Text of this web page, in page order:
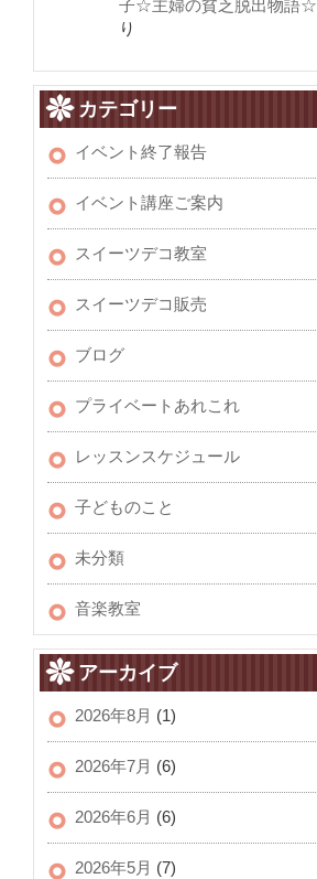
子☆主婦の貧乏脱出物語☆
り
カテゴリー
イベント終了報告
イベント講座ご案内
スイーツデコ教室
スイーツデコ販売
ブログ
プライベートあれこれ
レッスンスケジュール
子どものこと
未分類
音楽教室
アーカイブ
2026年8月 (1)
2026年7月 (6)
2026年6月 (6)
2026年5月 (7)